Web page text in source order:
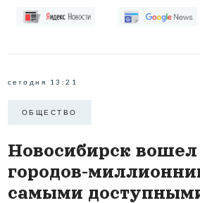
сегодня 13:21
ОБЩЕСТВО
Новосибирск вошел
городов-
самыми